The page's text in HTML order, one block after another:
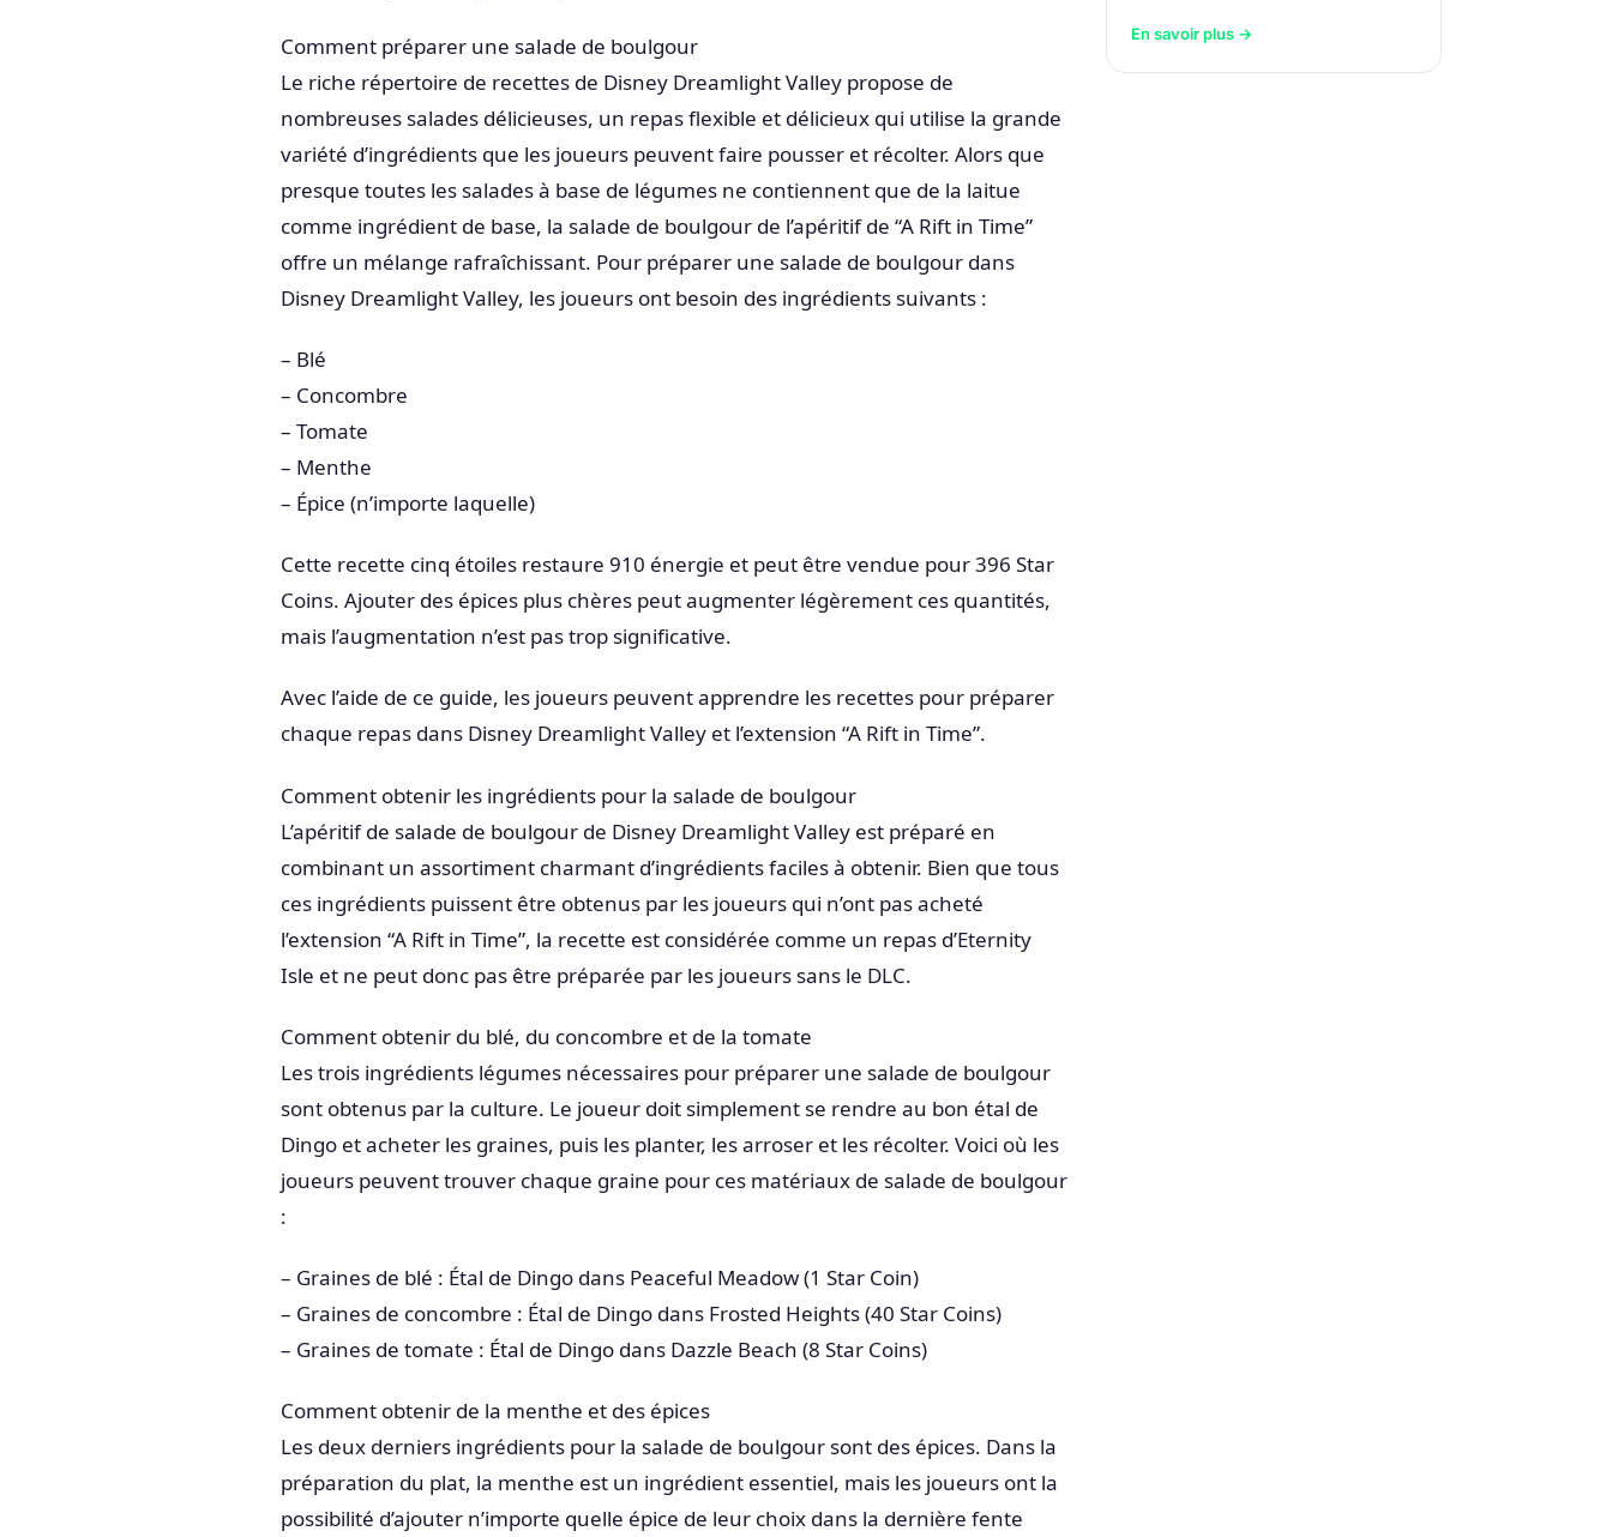
Comment préparer une salade de boulgour
Le riche répertoire de recettes de Disney Dreamlight Valley propose de
nombreuses salades délicieuses, un repas flexible et délicieux qui utilise la grande
variété d’ingrédients que les joueurs peuvent faire pousser et récolter. Alors que
presque toutes les salades à base de légumes ne contiennent que de la laitue
comme ingrédient de base, la salade de boulgour de l’apéritif de “A Rift in Time”
offre un mélange rafraîchissant. Pour préparer une salade de boulgour dans
Disney Dreamlight Valley, les joueurs ont besoin des ingrédients suivants :
– Blé
– Concombre
– Tomate
– Menthe
– Épice (n’importe laquelle)
Cette recette cinq étoiles restaure 910 énergie et peut être vendue pour 396 Star
Coins. Ajouter des épices plus chères peut augmenter légèrement ces quantités,
mais l’augmentation n’est pas trop significative.
Avec l’aide de ce guide, les joueurs peuvent apprendre les recettes pour préparer
chaque repas dans Disney Dreamlight Valley et l’extension “A Rift in Time”.
Comment obtenir les ingrédients pour la salade de boulgour
L’apéritif de salade de boulgour de Disney Dreamlight Valley est préparé en
combinant un assortiment charmant d’ingrédients faciles à obtenir. Bien que tous
ces ingrédients puissent être obtenus par les joueurs qui n’ont pas acheté
l’extension “A Rift in Time”, la recette est considérée comme un repas d’Eternity
Isle et ne peut donc pas être préparée par les joueurs sans le DLC.
Comment obtenir du blé, du concombre et de la tomate
Les trois ingrédients légumes nécessaires pour préparer une salade de boulgour
sont obtenus par la culture. Le joueur doit simplement se rendre au bon étal de
Dingo et acheter les graines, puis les planter, les arroser et les récolter. Voici où les
joueurs peuvent trouver chaque graine pour ces matériaux de salade de boulgour
:
– Graines de blé : Étal de Dingo dans Peaceful Meadow (1 Star Coin)
– Graines de concombre : Étal de Dingo dans Frosted Heights (40 Star Coins)
– Graines de tomate : Étal de Dingo dans Dazzle Beach (8 Star Coins)
Comment obtenir de la menthe et des épices
Les deux derniers ingrédients pour la salade de boulgour sont des épices. Dans la
préparation du plat, la menthe est un ingrédient essentiel, mais les joueurs ont la
possibilité d’ajouter n’importe quelle épice de leur choix dans la dernière fente
En savoir plus →